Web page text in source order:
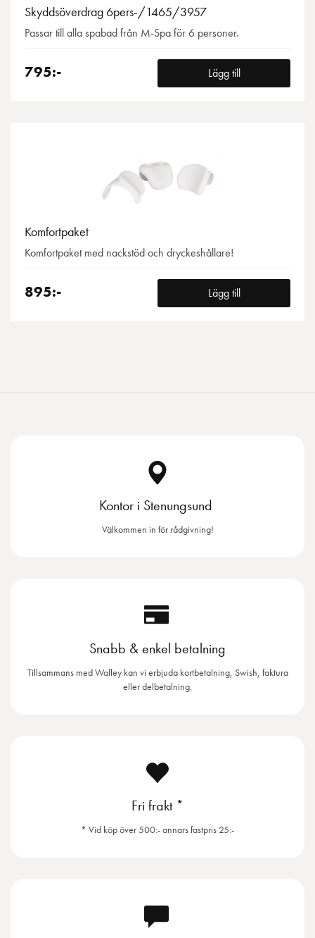
Skyddsöverdrag 6pers-/1465/3957
Passar till alla spabad från M-Spa för 6 personer.
795:- Lägg till
Komfortpaket
Komfortpaket med nackstöd och dryckeshållare!
895:- Lägg till
Kontor i Stenungsund
Välkommen in för rådgivning!
Snabb & enkel betalning
Tillsammans med Walley kan vi erbjuda kortbetalning, Swish, faktura
eller delbetalning.
Fri frakt *
* Vid köp över 500:- annars fastpris 25:-